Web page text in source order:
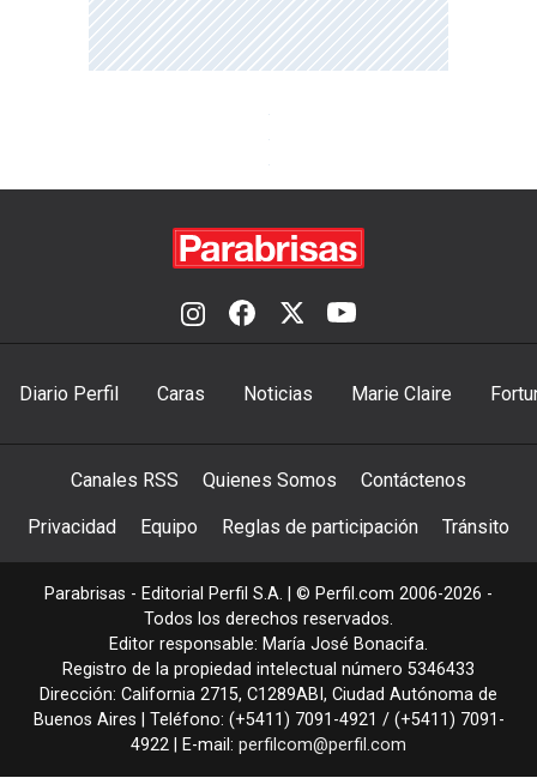
Diario Perfil Caras Noticias Marie Claire
Canales RSS Quienes Somos Contáctenos
Privacidad Equipo Reglas de participación Tránsito
Parabrisas - Editorial Perfil S.A. | © Perfil.com 2006-2026 -
Todos los derechos reservados.
Editor responsable: María José Bonacifa.
Registro de la propiedad intelectual número 5346433
Dirección: California 2715, C1289ABI , Ciudad Autónoma de
Buenos Aires | Teléfono: (+5411) 7091-4921 / (+5411) 7091-
4922 | E-mail: perfilcom@perfil.com